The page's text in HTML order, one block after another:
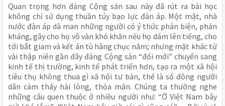
Quan trọng hơn đảng Cộng sản sau này đã rút ra bài học
không chỉ sử dụng thuần túy bạo lực đàn áp. Một mặt, nhà
nước đàn áp dã man những người có ý thức phản biện, phản
kháng, gây cho họ vô vàn khó khăn nếu họ dám lên tiếng, cho
tới bắt giam và kết án tù hàng chục năm; nhưng mặt khác từ
vài thập niên gần đây đảng Cộng sản “đổi mới” chuyển sang
kinh tế thị trường, kinh tế phát triển hơn, tạo ra một xã hội
tiêu thụ không thua gì xã hội tư bản, thế là số đông người
dân cảm thấy hài lòng, thỏa mãn. Chúng ta thường nghe
những câu quen thuộc ở nhiều người như: “Ở Việt Nam bây